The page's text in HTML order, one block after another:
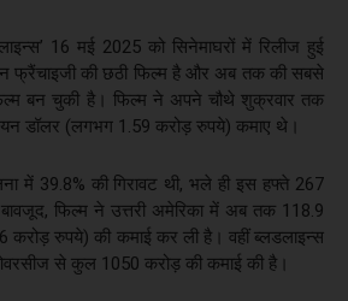
16 मई 2025 को सिनेमाघरों में रिलीज हुई
फ्रैंचाइजी की छठी फिल्म है और अब तक की सबसे
बन चुकी है। फिल्म ने अपने चौथे शुक्रवार तक
डॉलर (लगभग 1.59 करोड़ रुपये) कमाए थे।
में 39.8% की गिरावट थी, भले ही इस हफ्ते 267
फिल्म ने उत्तरी अमेरिका में अब तक 118.9
करोड़ रुपये) की कमाई कर ली है। वहीं ब्लडलाइन्स
से कुल 1050 करोड़ की कमाई की है।